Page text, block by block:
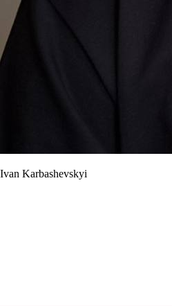
Ivan Karbashevskyi